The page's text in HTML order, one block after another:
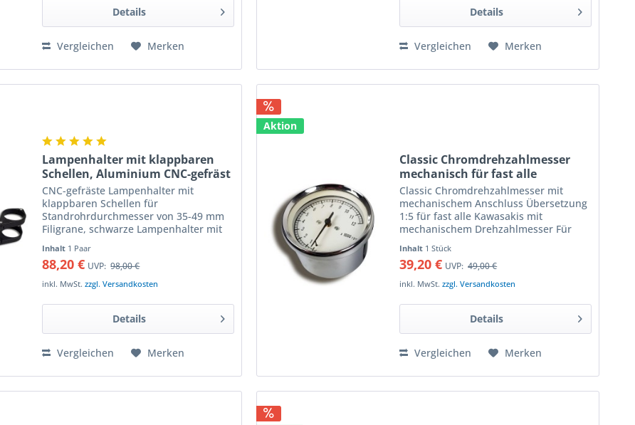
Details
Vergleichen Merken
Details
Vergleichen Merken
Lampenhalter mit klappbaren
Schellen, Aluminium CNC-gefräst
CNC-gefräste Lampenhalter mit
klappbaren Schellen für
Standrohrdurchmesser von 35-49 mm
Filigrane, schwarze Lampenhalter mit
Gabelbrücke muss nicht mehr
demontiert werden! Lampenhalter aus
hochfestem...
Inhalt 1 Paar
88,20 € UVP: 98,00 €
inkl. MwSt.zzgl. Versandkosten
Details
Vergleichen Merken
Aktion
Classic Chromdrehzahlmesser
mechanisch für fast alle
Kawasakis
Classic Chromdrehzahlmesser mit
mechanischem Anschluss Übersetzung
1:5 für fast alle Kawasakis mit
mechanischem Drehzahlmesser Für
mechanischem Drehzahlmesser
verwendbar durch mitgelieferte...
Inhalt 1 Stück
39,20 € UVP: 49,00 €
inkl. MwSt.zzgl. Versandkosten
Details
Vergleichen Merken